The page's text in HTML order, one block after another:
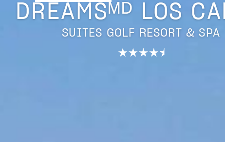
DREAMSᴹᴰ LOS
SUITES GOLF RESORT & SPA